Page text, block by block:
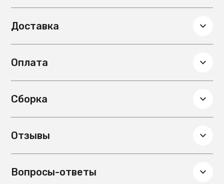
Доставка
Оплата
Сборка
Отзывы
Вопросы-ответы